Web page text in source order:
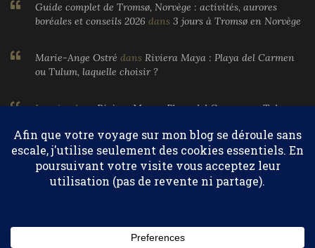
Guide complet de Tromsø, Norvège : activités, aurores
boréales et conseils 2026 dans 3 jours à Tromsø en Norvège
Marie-Ange Ostré dans Riviera Maya : Playa del Carmen
ou Tulum, laquelle choisir ?
LarnierdansRiviera Maya : Playa del Carmen ou Tulum,
Marie-Ange OstrédansEgypte, parfums et huiles
essentielles
© 2004-2026 Marie-Ange Ostré. Tous droits réservés.
Confidentialité et cookies : ce site utilise des cookies. En continuant à
Pour en savoir plus, notamment sur la façon de contrôler les
Politique relative aux cookies